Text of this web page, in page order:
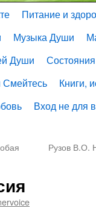
Питание и
Музыка Души
Души
Смейтесь
Книги,
Вход не для
Рузов В.О.